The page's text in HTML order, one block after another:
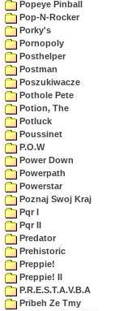
Popeye Pinball
Pop-N-Rocker
Porky's
Pornopoly
Posthelper
Postman
Poszukiwacze
Pothole Pete
Potion, The
Potluck
Poussinet
P.O.W
Power Down
Powerpath
Powerstar
Poznaj Swoj Kraj
Pqr I
Pqr II
Predator
Prehistoric
Preppie!
Preppie! II
P.R.E.S.T.A.V.B.A
Pribeh Ze Tmy